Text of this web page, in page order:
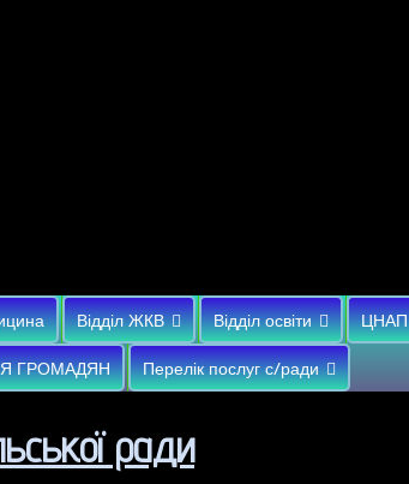
Відділ ЖКВ Відділ освіти ЦНАП
ГРОМАДЯН Перелік послуг с/ради
ради